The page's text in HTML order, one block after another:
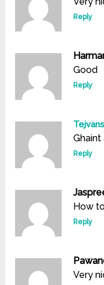
Reply
Good
Reply
Ghaint
Reply
How
Reply
Very